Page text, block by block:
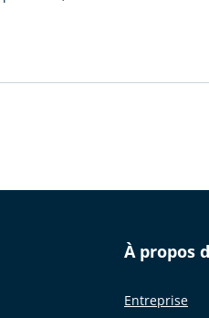
À propos
Entreprise